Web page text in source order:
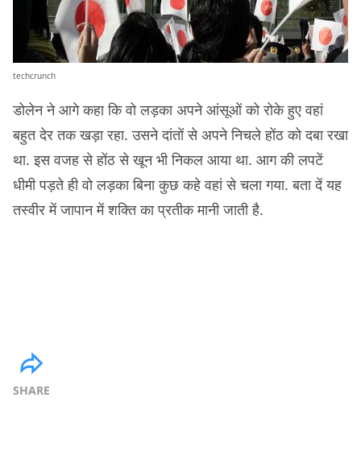
techcrunch
डोलेन ने आगे कहा कि वो लड़का अपने आंसूओं को रोके हुए वहां
बहुत देर तक खड़ा रहा. उसने दांतों से अपने निचले होंठ को दबा रखा
था. इस वजह से होंठ से खून भी निकल आया था. आग की लपटें
धीमी पड़ते ही वो लड़का बिना कुछ कहे वहां से चला गया. बता दें यह
तस्वीर में जापान में शक्ति का प्रतीक मानी जाती है.
SHARE